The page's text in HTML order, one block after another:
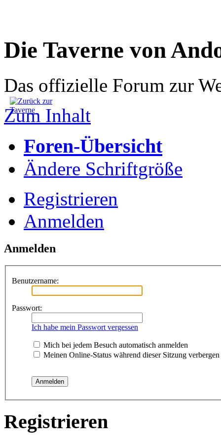
Die Taverne von
Das offizielle Forum zur
Zum Inhalt
Foren-Übersicht
Ändere Schriftgröße
Registrieren
Anmelden
Anmelden
Benutzername:
Passwort:
Ich habe mein Passwort vergessen
Mich bei jedem Besuch automatisch anmelden
Meinen Online-Status während dieser Sitzung verbergen
Registrieren